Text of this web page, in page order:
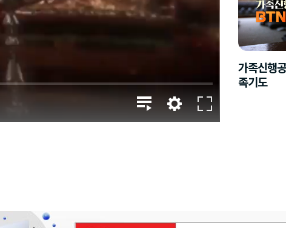
정
가족신행
족기도